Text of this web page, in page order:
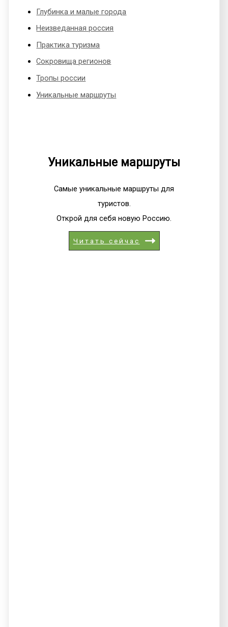
Глубинка и малые города
Неизведанная россия
Практика туризма
Сокровища регионов
Тропы россии
Уникальные маршруты
Уникальные маршруты
Самые уникальные маршруты для
туристов.
Открой для себя новую Россию.
Читать сейчас